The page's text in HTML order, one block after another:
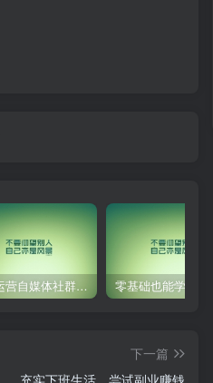
高效运营自媒体社群，让内容更有价值！
下一篇
充实下班生活，尝试副业赚钱